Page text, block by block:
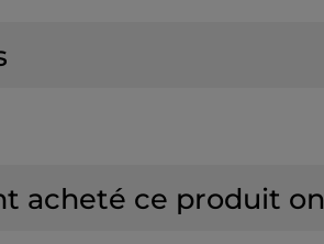
acheté ce produit